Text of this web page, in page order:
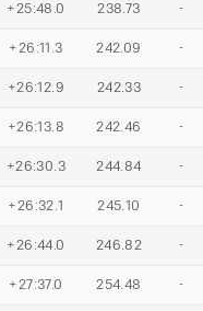
+25:48.0 238.73 -
+26:11.3 242.09 -
+26:12.9 242.33 -
+26:13.8 242.46 -
+26:30.3 244.84 -
+26:32.1 245.10 -
+26:44.0 246.82 -
+27:37.0 254.48 -